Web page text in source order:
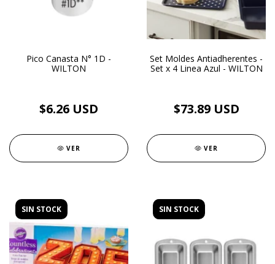
Pico Canasta N° 1D -
WILTON
$6.26 USD
VER
Set Moldes Antiadherentes -
Set x 4 Linea Azul - WILTON
$73.89 USD
VER
SIN STOCK SIN STOCK